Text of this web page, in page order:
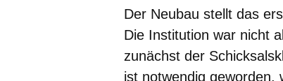
Der Neubau stellt das
Die Institution war nicht
zunächst der
ist notwendig geworden,